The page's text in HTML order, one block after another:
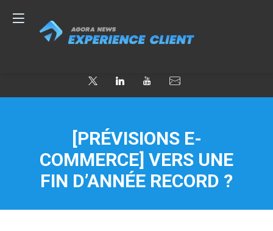
[PRÉVISIONS E-
COMMERCE] VERS UNE
FIN D’ANNÉE RECORD ?